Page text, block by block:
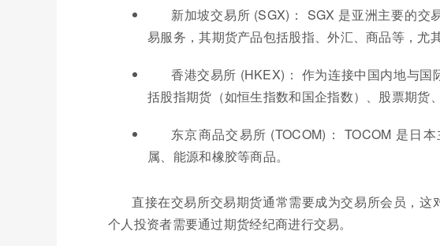
新加坡交易所 (SGX)： SGX 是亚洲主要的交
易服务，其期货产品包括股指、外汇、商品等，尤
香港交易所 (HKEX)： 作为连接中国内地与
括股指期货（如恒生指数和国企指数）、股票期货
东京商品交易所 (TOCOM)： TOCOM 是日
属、能源和橡胶等商品。
直接在交易所交易期货通常需要成为交易所会员，
个人投资者需要通过期货经纪商进行交易。